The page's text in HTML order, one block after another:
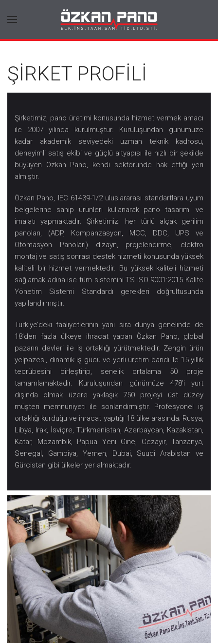
ŞİRKET PROFİLİ
Şirketimiz, pano üretimi konusunda hizmet vermek amacı
ile 2007 yılında kurulmuştur. Kuruluşundan günümüze
kadar akademik seviyedeki uzman teknik kadrosu,
deneyimli satış ekibi ve güçlü altyapısı ile hızlı bir şekilde
büyüyen Özkan Pano, kendi sektöründe hak ettiği yeri
almıştır.
Özkan Pano, IEC 61439-1/2 uluslararası standartlara uyum
belgelerine sahip ürünleri kullanarak pano tasarımı ve
imalatı yapmaktadır. Şirketimiz; her türlü alçak gerilim
panoları, (ADP, Kompanzasyon, MCC, DDC, UPS ve
Otomasyon Panoları) dizayn, projelendirme, elektro
montaj ve satış sonrası destek hizmeti konusunda yüksek
kaliteli bir hizmet vermektedir. Bu yüksek kaliteli hizmeti
sağlamak adına ise tüm sistemini TS ISO 9001:2015 Kalite
Yönetim Sistemi Standardı gerekleri doğrultusunda
yapılandırmıştır.
Türkiye’deki faaliyetlerinin yanı sıra dünya genelinde de
18’den fazla ülkeye ihracat yapan Özkan Pano, global
pazarın devleri ile iş ortaklığı yürütmektedir. Zengin ürün
yelpazesi, dinamik iş gücü ve yerli üretim bandı ile 15 yıllık
tecrübesini birleştirip, senelik ortalama 50 proje
tamamlamaktadır. Kuruluşundan günümüze 478’i yurt
dışında olmak üzere yaklaşık 750 projeyi üst düzey
müşteri memnuniyeti ile sonlandırmıştır. Profesyonel iş
ortaklığı kurduğu ve ihracat yaptığı 18 ülke arasında; Rusya,
Libya, Irak, İsviçre, Türkmenistan, Azerbaycan, Kazakistan,
Katar, Mozambik, Papua Yeni Gine, Cezayir, Tanzanya,
Senegal, Gambiya, Yemen, Dubai, Suudi Arabistan ve
Gürcistan gibi ülkeler yer almaktadır.